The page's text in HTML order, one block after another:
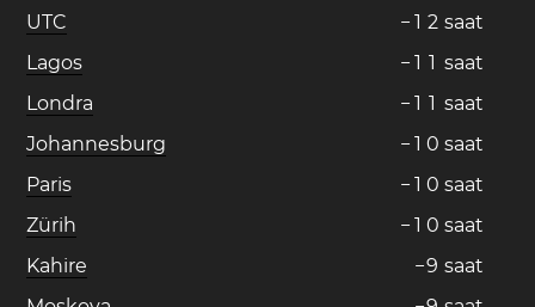
UTC
− 1 2 saat
Lagos
− 1 1 saat
Londra
− 1 1 saat
Johannesburg
− 1 0 saat
Paris
− 1 0 saat
Zürih
− 1 0 saat
Kahire
−9 saat